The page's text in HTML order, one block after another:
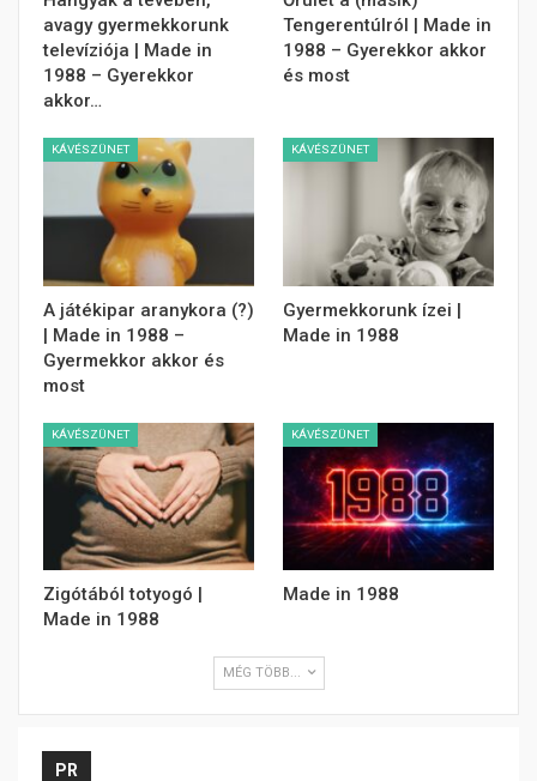
avagy gyermekkorunk
televíziója | Made in
1988 – Gyerekkor
akkor…
Tengerentúlról | Made in
1988 – Gyerekkor akkor
és most
KÁVÉSZÜNET
A játékipar aranykora (?)
| Made in 1988 –
Gyermekkor akkor és
most
KÁVÉSZÜNET
Gyermekkorunk ízei |
Made in 1988
KÁVÉSZÜNET
Zigótából totyogó |
Made in 1988
KÁVÉSZÜNET
Made in 1988
MÉG TÖBB...
PR